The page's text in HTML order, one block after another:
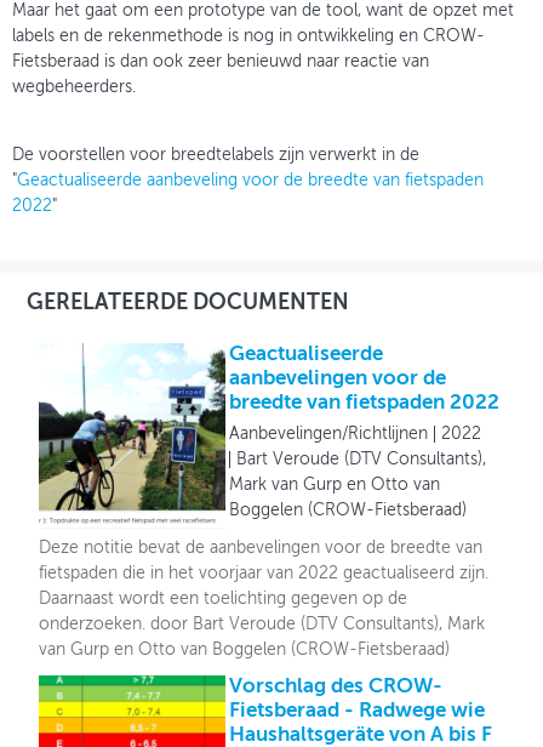
Maar het gaat om een prototype van de tool, want de opzet met
labels en de rekenmethode is nog in ontwikkeling en CROW-
Fietsberaad is dan ook zeer benieuwd naar reactie van
wegbeheerders.
De voorstellen voor breedtelabels zijn verwerkt in de
"Geactualiseerde aanbeveling voor de breedte van fietspaden
2022"
GERELATEERDE DOCUMENTEN
Geactualiseerde
aanbevelingen voor de
breedte van fietspaden 2022
Aanbevelingen/Richtlijnen
2022
Bart Veroude (DTV Consultants),
Mark van Gurp en Otto van
Boggelen (CROW-Fietsberaad)
Deze notitie bevat de aanbevelingen voor de breedte van
fietspaden die in het voorjaar van 2022 geactualiseerd zijn.
Daarnaast wordt een toelichting gegeven op de
onderzoeken. door Bart Veroude (DTV Consultants), Mark
van Gurp en Otto van Boggelen (CROW-Fietsberaad)
Vorschlag des CROW-
Fietsberaad - Radwege wie
Haushaltsgeräte von A bis F